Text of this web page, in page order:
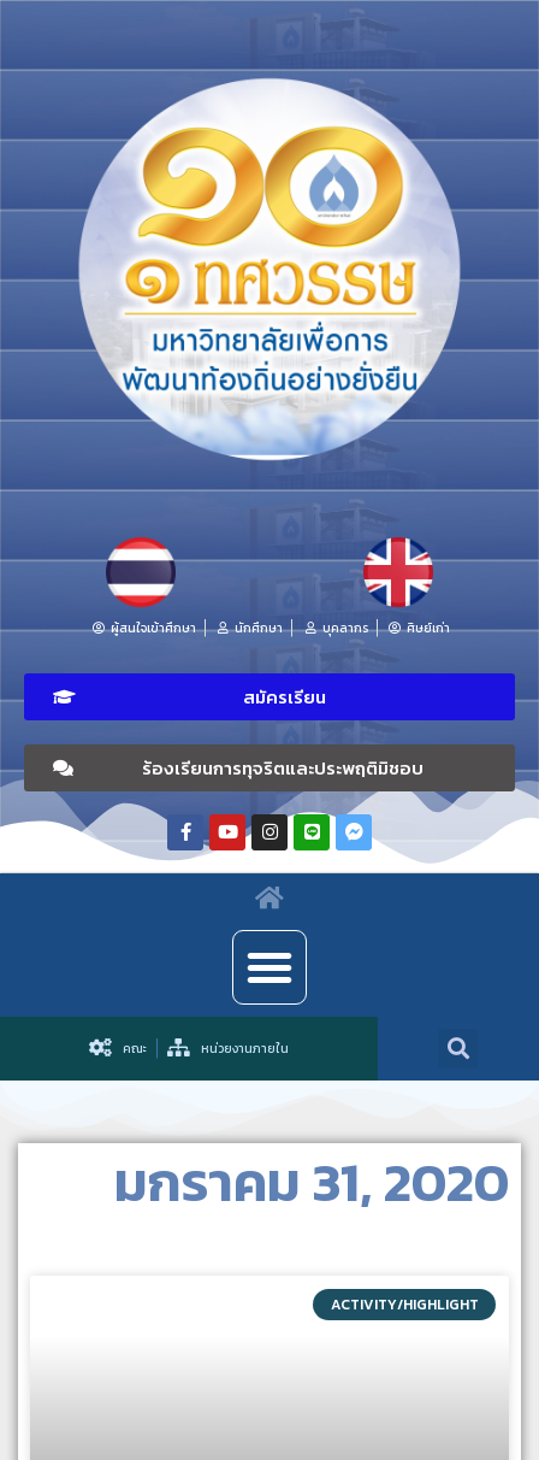
ผู้สนใจเข้าศึกษา นักศึกษา บุคลากร ศิษย์เก่า
สมัครเรียน
ร้องเรียนการทุจริตและประพฤติมิชอบ
คณะ หน่วยงานภายใน
มกราคม 31, 2020
ACTIVITY/HIGHLIGHT